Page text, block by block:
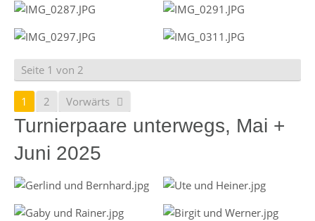
Seite 1 von 2
1 2 Vorwärts
Turnierpaare unterwegs, Mai +
Juni 2025